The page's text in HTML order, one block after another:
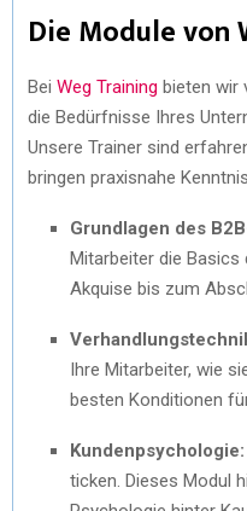
Die Module von
Bei Weg Training bieten wir
die Bedürfnisse Ihres
Unsere Trainer sind
bringen praxisnahe
Grundlagen des
Mitarbeiter die Basics
Akquise bis zum
Ihre Mitarbeiter, wie
besten Konditionen
Kundenpsychologie:
ticken. Dieses Modul